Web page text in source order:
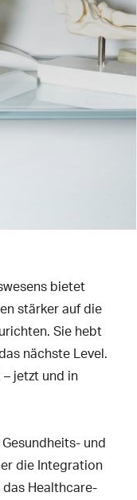
bietet
stärker auf die
Sie hebt
nächste Level.
jetzt und in
und
die Integration
Healthcare-